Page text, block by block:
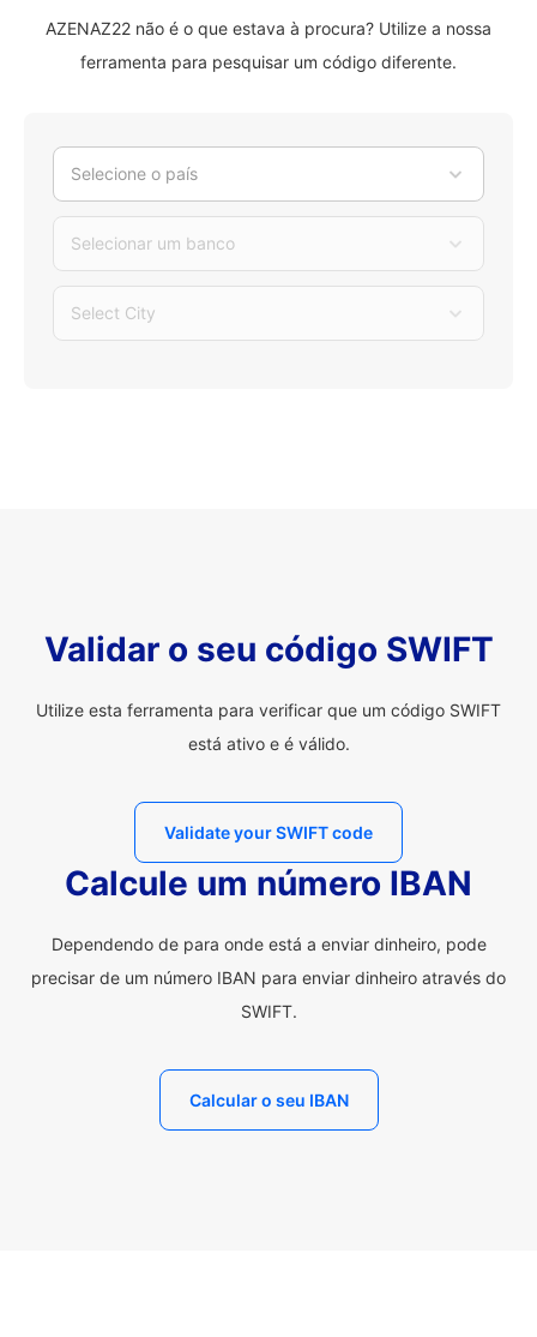
AZENAZ22 não é o que estava à procura? Utilize a nossa
ferramenta para pesquisar um código diferente.
Selecione o país
Selecionar um banco
Select City
Validar o seu código SWIFT
Utilize esta ferramenta para verificar que um código SWIFT
está ativo e é válido.
Validate your SWIFT code
Calcule um número IBAN
Dependendo de para onde está a enviar dinheiro, pode
precisar de um número IBAN para enviar dinheiro através do
SWIFT.
Calcular o seu IBAN